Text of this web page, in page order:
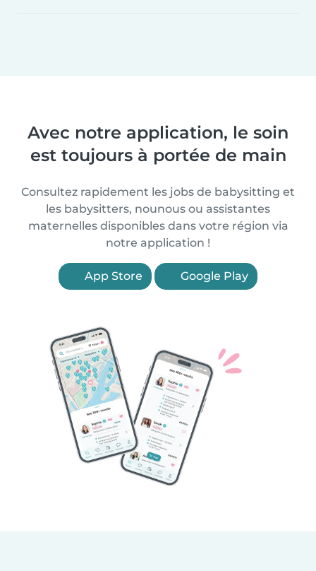
Avec notre application, le soin
est toujours à portée de main
Consultez rapidement les jobs de babysitting et
les babysitters, nounous ou assistantes
maternelles disponibles dans votre région via
notre application !
App Store Google Play